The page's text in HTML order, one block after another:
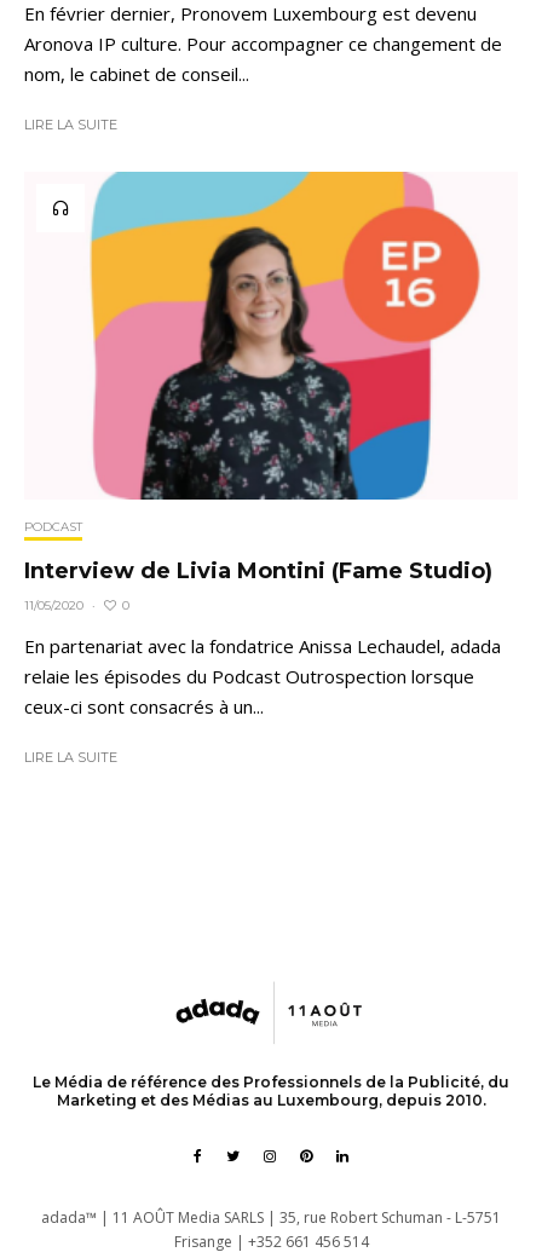
En février dernier, Pronovem Luxembourg est devenu
Aronova IP culture. Pour accompagner ce changement de
nom, le cabinet de conseil...
LIRE LA SUITE
PODCAST
Interview de Livia Montini (Fame Studio)
11/05/2020 · 0
En partenariat avec la fondatrice Anissa Lechaudel, adada
relaie les épisodes du Podcast Outrospection lorsque
ceux-ci sont consacrés à un...
LIRE LA SUITE
Le Média de référence des Professionnels de la Publicité, du
Marketing et des Médias au Luxembourg, depuis 2010.
adada™ | 11 AOÛT Media SARLS | 35, rue Robert Schuman - L-5751
Frisange | +352 661 456 514